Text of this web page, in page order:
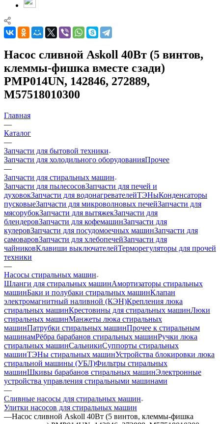
Насос сливной Askoll 40Вт (5 винтов,
клеммы-фишка вместе сзади)
PMP014UN, 142846, 272889,
M57518010300
Главная
—
Каталог
—
Запчасти для бытовой техники
Запчасти для холодильного оборудованияПрочее
—
Запчасти для стиральных машин
Запчасти для пылесосовЗапчасти для печей и
духовокЗапчасти для водонагревателейТЭНыКонденсаторы
пусковыеЗапчасти для микроволновых печейЗапчасти для
мясорубокЗапчасти для вытяжекЗапчасти для
блендеровЗапчасти для кофемашинЗапчасти для
кулеровЗапчасти для посудомоечных машинЗапчасти для
самоваровЗапчасти для хлебопечейЗапчасти для
чайниковКлавиши выключателейТерморегуляторы для прочей
техники
—
Насосы стиральных машин
Шланги для стиральных машинАмортизаторы стиральных
машинБаки и полубаки стиральных машинКлапан
электромагнитный наливной (КЭН)Крепления люка
стиральных машинКрестовины для стиральных машинЛюки
стиральных машинМанжеты люка стиральных
машинПатрубки стиральных машинПрочее к стиральным
машинамРёбра барабанов стиральных машинРучки люка
стиральных машинСальникиСуппорты стиральных
машинТЭНы стиральных машинУстройства блокировки люка
стиральной машины (УБЛ)Фильтры стиральных
машинШкивы барабанов стиральных машинЭлектронные
устройства управления стиральными машинами
—
Сливные насосы для стиральных машин
Улитки насосов для стиральных машин
—Насос сливной Askoll 40Вт (5 винтов, клеммы-фишка